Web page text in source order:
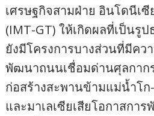
เศรษฐกิจสามฝ่าย อินโดนีเซี
(IMT-GT) ให้เกิดผลที่เป็นรู
ยังมีโครงการบางส่วนที่มีคว
พัฒนาถนนเชื่อมด่านศุลกาก
ก่อสร้างสะพานข้ามแม่น้ำโ
และมาเลเซียเสียโอกาสกา